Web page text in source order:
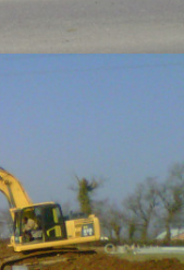
EN BOUCHERIE